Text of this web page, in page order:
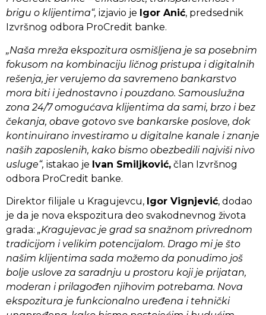
brigu o klijentima“, izjavio je Igor Anić, predsednik
Izvršnog odbora ProCredit banke.
„Naša mreža ekspozitura osmišljena je sa posebnim
fokusom na kombinaciju ličnog pristupa i digitalnih
rešenja, jer verujemo da savremeno bankarstvo
mora biti i jednostavno i pouzdano. Samouslužna
zona 24/7 omogućava klijentima da sami, brzo i bez
čekanja, obave gotovo sve bankarske poslove, dok
kontinuirano investiramo u digitalne kanale i znanje
naših zaposlenih, kako bismo obezbedili najviši nivo
usluge“, istakao je Ivan Smiljković, član Izvršnog
odbora ProCredit banke.
Direktor filijale u Kragujevcu, Igor Vignjević, dodao
je da je nova ekspozitura deo svakodnevnog života
grada: „Kragujevac je grad sa snažnom privrednom
tradicijom i velikim potencijalom. Drago mi je što
našim klijentima sada možemo da ponudimo još
bolje uslove za saradnju u prostoru koji je prijatan,
moderan i prilagođen njihovim potrebama. Nova
ekspozitura je funkcionalno uređena i tehnički